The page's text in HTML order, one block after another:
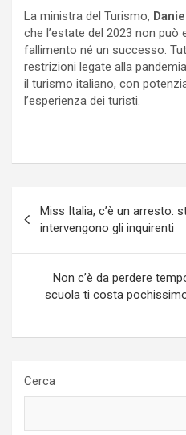
La ministra del Turismo,
che l’estate del 2023 non può
fallimento né un successo.
restrizioni legate alla
il turismo italiano, con
l’esperienza dei turisti.
articoli
Miss Italia, c’è un arresto:
intervengono gli inquirenti
Non c’è da perdere
scuola ti costa
Cerca